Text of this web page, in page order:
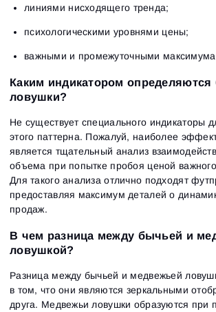
линиями нисходящего тренда;
психологическими уровнями цены;
важными и промежуточными
Каким индикатором
ловушки?
Не существует специального индикаторы
этого паттерна. Пожалуй, наиболее
является тщательный анализ
объема при попытке пробоя ценой
Для такого анализа отлично подходят
предоставляя максимум деталей о
продаж.
В чем разница между бычьей и
ловушкой?
Разница между бычьей и медвежьей
в том, что они являются зеркальными
друга. Медвежьи ловушки образуются при